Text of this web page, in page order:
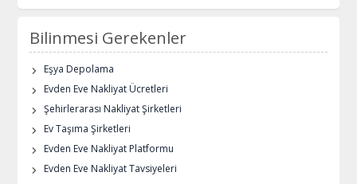
Bilinmesi Gerekenler
Eşya Depolama
Evden Eve Nakliyat Ücretleri
Şehirlerarası Nakliyat Şirketleri
Ev Taşıma Şirketleri
Evden Eve Nakliyat Platformu
Evden Eve Nakliyat Tavsiyeleri